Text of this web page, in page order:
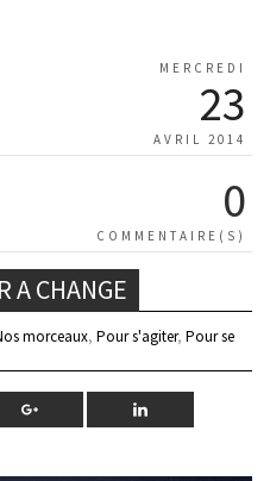
MERCREDI
23
AVRIL 2014
0
COMMENTAIRE(S)
A CHANGE
morceaux, Pour s'agiter, Pour se